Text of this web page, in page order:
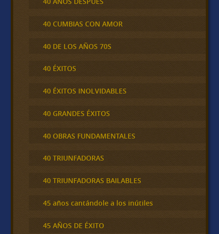
40 CUMBIAS CON AMOR
40 DE LOS AÑOS 70S
40 ÉXITOS
40 ÉXITOS INOLVIDABLES
40 GRANDES ÉXITOS
40 OBRAS FUNDAMENTALES
40 TRIUNFADORAS
40 TRIUNFADORAS BAILABLES
45 años cantándole a los inútiles
45 AÑOS DE ÉXITO